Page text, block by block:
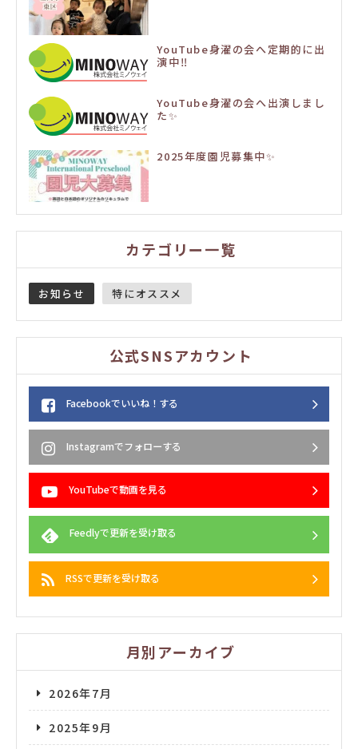
YouTube身濯の会へ定期的に出
演中‼️
YouTube身濯の会へ出演しまし
た✨
2025年度園児募集中✨
カテゴリー一覧
お知らせ 特にオススメ
公式SNSアカウント
Facebookでいいね！する
Instagramでフォローする
YouTubeで動画を見る
Feedlyで更新を受け取る
RSSで更新を受け取る
月別アーカイブ
2026年7月
2025年9月